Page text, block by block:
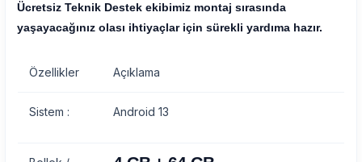
Ücretsiz Teknik Destek ekibimiz montaj sırasında
yaşayacağınız olası ihtiyaçlar için sürekli yardıma hazır.
Özellikler Açıklama
Sistem : Android 13